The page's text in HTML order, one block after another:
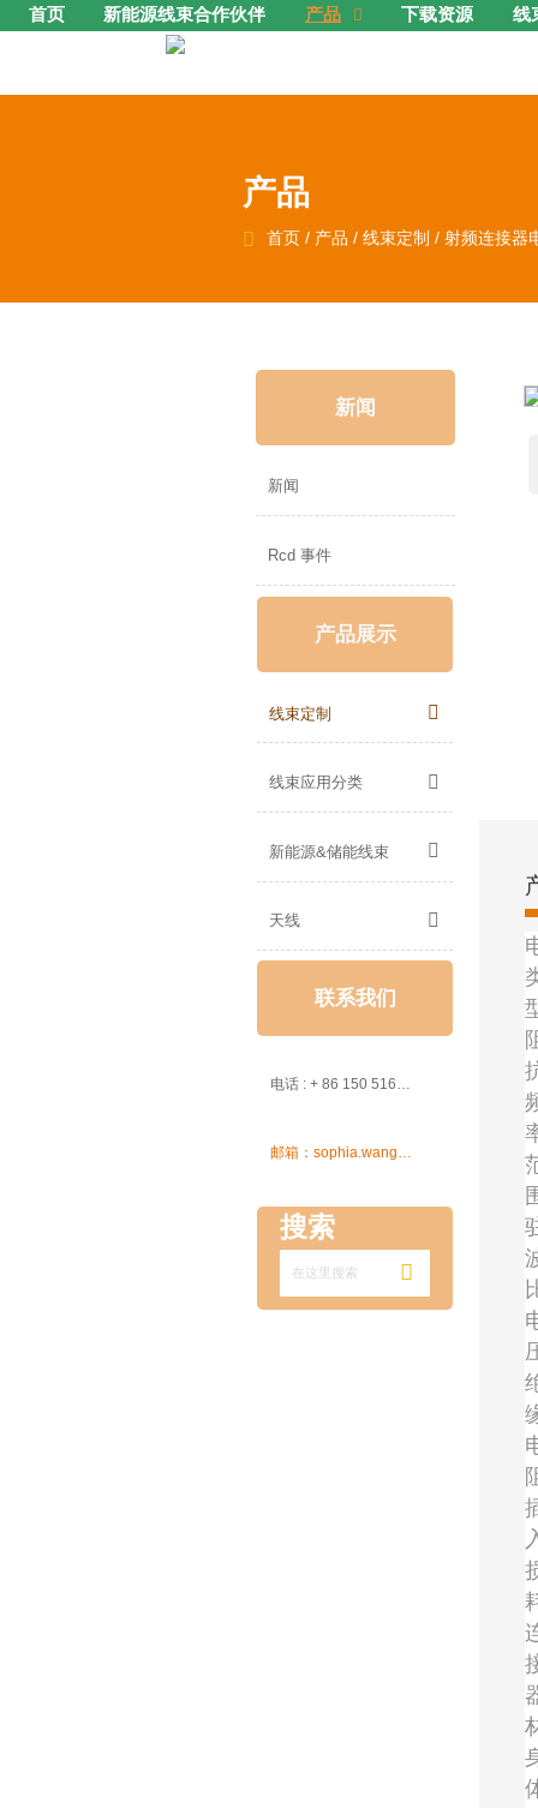
首页 新能源线束合作伙伴 产品  下载资源 线
产品
 首页/ 产品 / 线束定制 / 射频连接器
新闻
新闻
Rcd 事件
产品展示
线束定制 
线束应用分类 
新能源&储能线束 
天线 
联系我们
电话 : + 86 150 5162 5639

搜索
